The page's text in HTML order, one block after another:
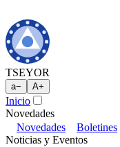
TSEYOR
a− A+
Inicio
Novedades
Novedades
Boletines
Noticias y Eventos